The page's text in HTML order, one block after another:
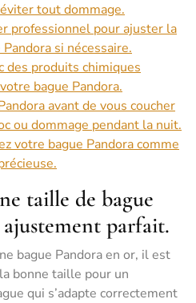
tout dommage.
professionnel pour ajuster la
si nécessaire.
des produits chimiques
bague Pandora.
avant de vous coucher
ou dommage pendant la nuit.
votre bague Pandora comme
taille de bague
parfait.
bague Pandora en or, il est
bonne taille pour un
qui s’adapte correctement